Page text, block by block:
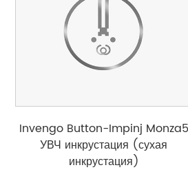
Invengo Button-Impinj Monza5
УВЧ инкрустация (сухая
инкрустация)